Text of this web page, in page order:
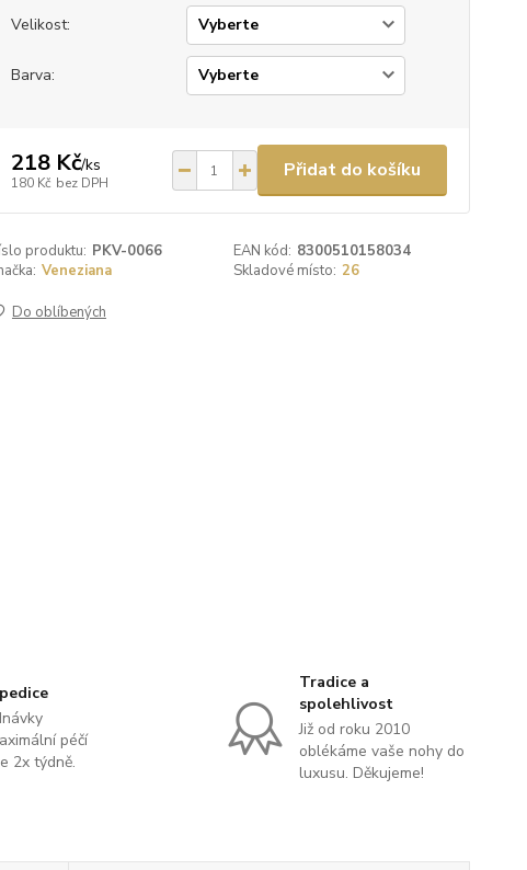
Velikost:
Barva:
218 Kč/ks
180 Kč bez DPH
Přidat do košíku
produktu: PKV-0066 EAN kód: 8300510158034
Veneziana Skladové místo: 26
Do oblíbených
péčí
2x týdně.
Tradice a
spolehlivost
Již od roku 2010
oblékáme vaše nohy do
luxusu. Děkujeme!